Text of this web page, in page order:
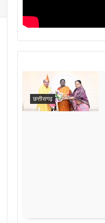
छत्तीसगढ़